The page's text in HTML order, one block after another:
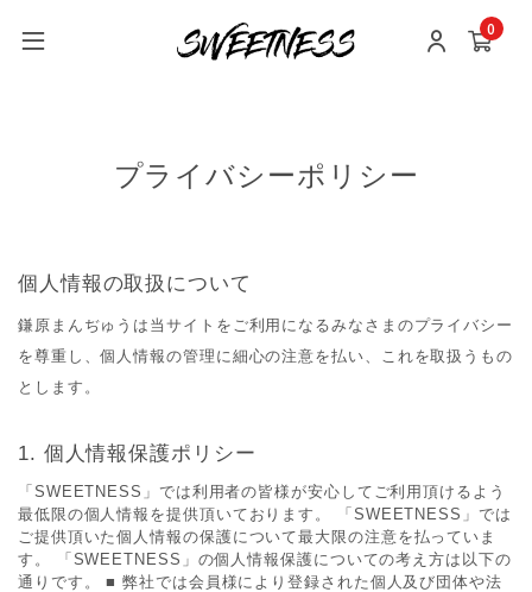
0
プライバシーポリシー
個人情報の取扱について
鎌原まんぢゅうは当サイトをご利用になるみなさまのプライバシー
を尊重し、個人情報の管理に細心の注意を払い、これを取扱うもの
とします。
個人情報保護ポリシー
「SWEETNESS」では利用者の皆様が安心してご利用頂けるよう
最低限の個人情報を提供頂いております。 「SWEETNESS」では
ご提供頂いた個人情報の保護について最大限の注意を払っていま
す。 「SWEETNESS」の個人情報保護についての考え方は以下の
通りです。 ■ 弊社では会員様により登録された個人及び団体や法